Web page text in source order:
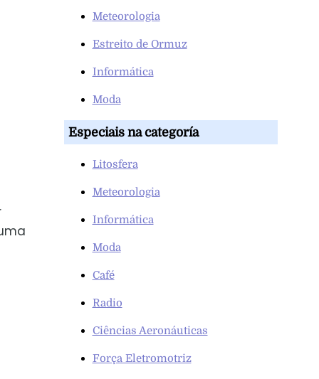
Meteorologia
Estreito de Ormuz
Informática
Moda
Especiais na categoría
Litosfera
Meteorologia
Informática
Moda
Café
Radio
Ciências Aeronáuticas
Força Eletromotriz